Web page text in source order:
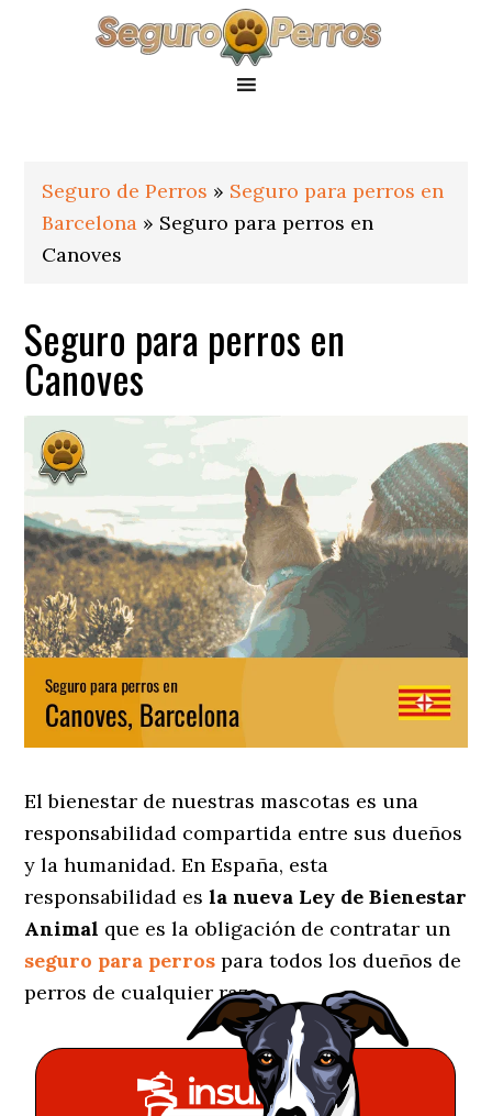
Seguro de Perros » Seguro para perros en
Barcelona » Seguro para perros en
Canoves
Seguro para perros en
Canoves
El bienestar de nuestras mascotas es una
responsabilidad compartida entre sus dueños
y la humanidad. En España, esta
responsabilidad esla nueva Ley de Bienestar
Animal que es la obligación de contratar un
seguro para perros para todos los dueños de
perros de cualquier raza.